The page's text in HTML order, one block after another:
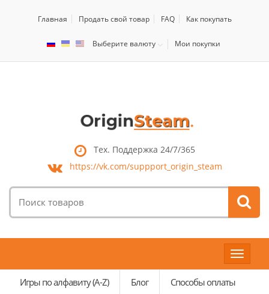
Главная Продать свой товар FAQ Как покупать
Выберите валюту Мои покупки
Тех. Поддержка 24/7/365
https://vk.com/suppport_origin_steam
товаров:
Toggle
Игры по алфавиту (A-Z)
Блог Способы оплаты